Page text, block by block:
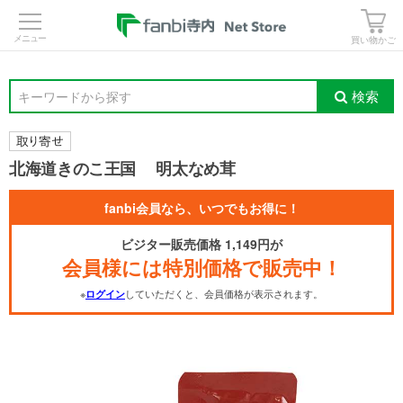
買い物かご
キーワードから探す 検索
北海道きのこ王国 明太なめ茸
fanbi会員なら、いつでもお得に！
ビジター販売価格 1,149円が
会員様には特別価格で販売中！
※ログインしていただくと、会員価格が表示されます。